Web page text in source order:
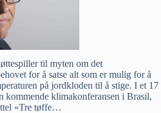
til myten om det
for å satse alt som er mulig for å
på jordkloden til å stige. I et 17
kommende klimakonferansen i Brasil,
«Tre tøffe…